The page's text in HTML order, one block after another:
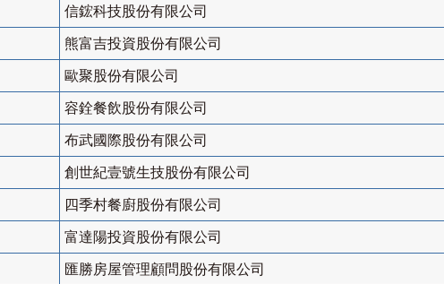
信鋐科技股份有限公司
熊富吉投資股份有限公司
歐聚股份有限公司
容銓餐飲股份有限公司
布武國際股份有限公司
創世紀壹號生技股份有限公司
四季村餐廚股份有限公司
富達陽投資股份有限公司
匯勝房屋管理顧問股份有限公司